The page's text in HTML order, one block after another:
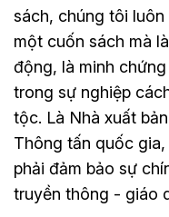
sách, chúng tôi
một cuốn sách mà
động, là minh
trong sự nghiệp
tộc. Là Nhà xuất
Thông tấn quốc
phải đảm bảo sự
truyền thông - giáo